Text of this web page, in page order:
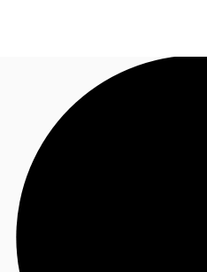
Blog
Données marchés
Appelez maintenant